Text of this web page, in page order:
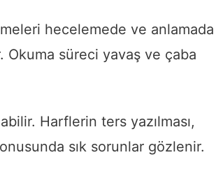
hecelemede ve anlamada
Okuma süreci yavaş ve çaba
Harflerin ters yazılması,
sık sorunlar gözlenir.